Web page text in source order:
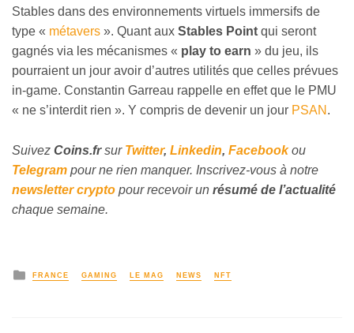
Stables dans des environnements virtuels immersifs de
type « métavers ». Quant aux Stables Point qui seront
gagnés via les mécanismes « play to earn » du jeu, ils
pourraient un jour avoir d’autres utilités que celles prévues
in-game. Constantin Garreau rappelle en effet que le PMU
« ne s’interdit rien ». Y compris de devenir un jour PSAN .
Suivez Coins.frsur Twitter, Linkedin, Facebookou
Telegram pour ne rien manquer. Inscrivez-vous à notre
newsletter crypto pour recevoir un résumé de l’actualité
chaque semaine.
FRANCE GAMING LE MAG NEWS NFT